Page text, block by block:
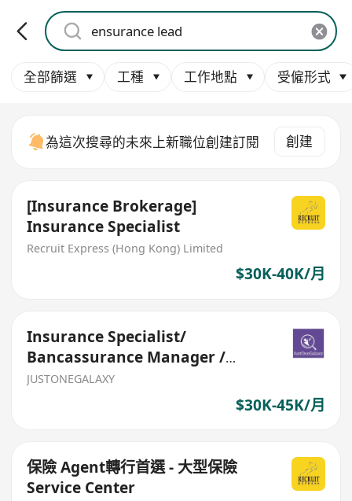
全部篩選 工種 工作地點 受僱形式
為這次搜尋的未來上新職位創建訂閱 創建
[Insurance Brokerage]
Insurance Specialist
Recruit Express (Hong Kong) Limited
$30K-40K/月
Insurance Specialist/
Bancassurance Manager /
Senior Officer
JUSTONEGALAXY
$30K-45K/月
保險 Agent轉行首選 - 大型保險
Service Center